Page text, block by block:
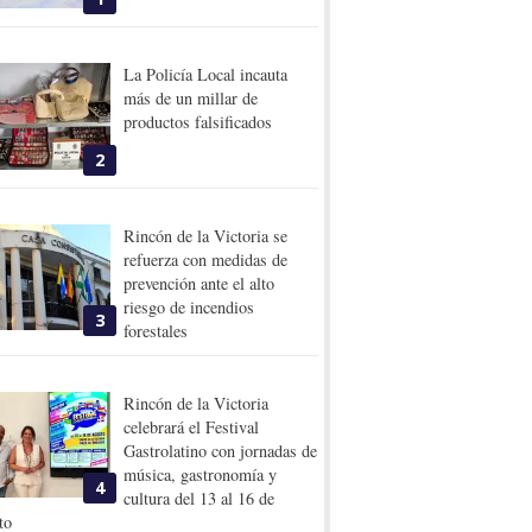
2
La Policía Local incauta
más de un millar de
productos falsificados
3
Rincón de la Victoria se
refuerza con medidas de
prevención ante el alto
riesgo de incendios
forestales
4
Rincón de la Victoria
celebrará el Festival
Gastrolatino con jornadas de
música, gastronomía y
cultura del 13 al 16 de